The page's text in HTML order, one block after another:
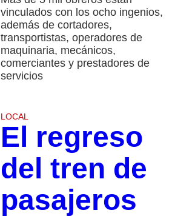
vinculados con los ocho ingenios,
además de cortadores,
transportistas, operadores de
maquinaria, mecánicos,
comerciantes y prestadores de
servicios
LOCAL
El regreso
del tren de
pasajeros